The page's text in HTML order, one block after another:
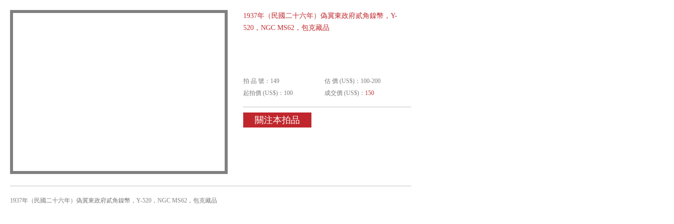
1937年（民國二十六年）偽冀東政府貳角鎳幣，Y-
520，NGC MS62，包克藏品
拍 品 號：149
估 價 (US$)：100-200
起拍價 (US$)：100
成交價 (US$)： 150
關注本拍品
1937年（民國二十六年）偽冀東政府貳角鎳幣，Y-520，NGC MS62，包克藏品